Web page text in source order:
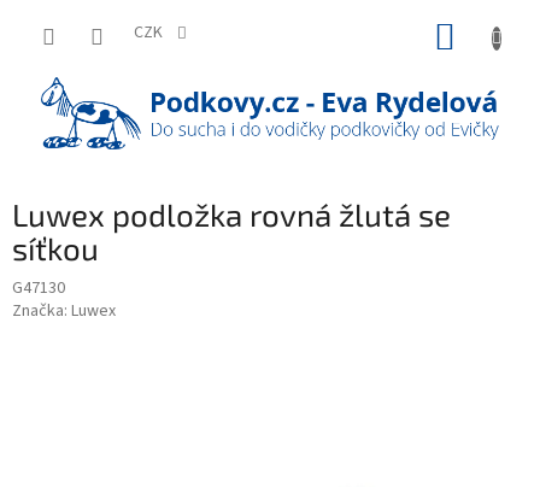
CZK
Luwex podložka rovná žlutá se
síťkou
G47130
Značka: Luwex